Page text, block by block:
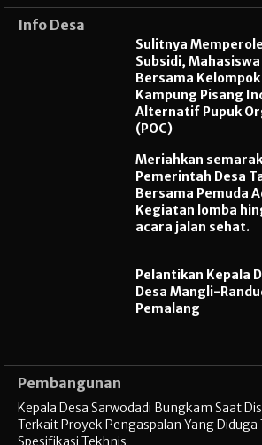
Info Desa
Sulitnya
Subsidi, Mahasiswa
Bersama
Kampung Pisang
Alternatif Pupuk
(POC)
Meriahkan
Pemerintah Desa
Bersama Pemuda
Kegiatan lomba
acara jalan sehat.
Pelantikan Kepala
Desa Mangli-
Pemalang
Pembangunan
Kepala Desa Sarwodadi Bungkam Saat
Terkait Proyek Pengaspalan Yang Diduga
Spesifikasi Tekhnis